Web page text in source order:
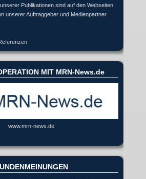
Publikationen sind auf den Webseiten
unserer Auftraggeber und Medienpartner
MIT MRN-News.de
www.mrn-news.de